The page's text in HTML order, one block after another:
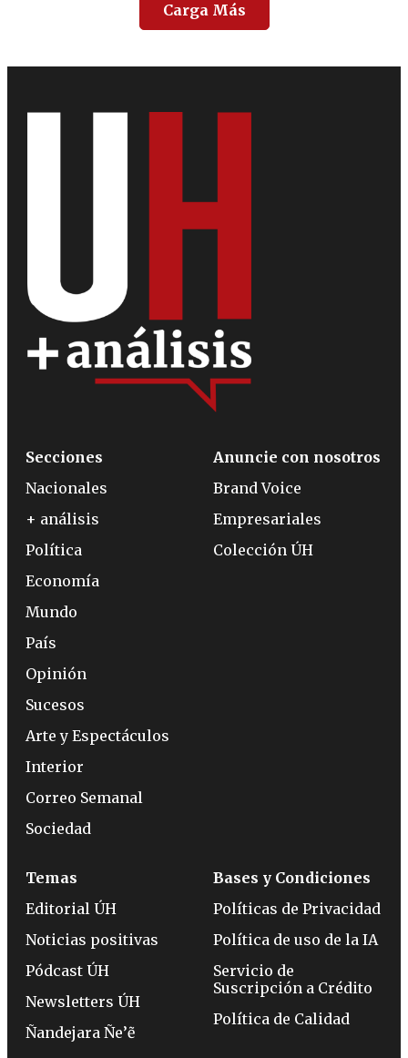
Carga Más
Secciones
Nacionales
+ análisis
Política
Economía
Mundo
País
Opinión
Sucesos
Arte y Espectáculos
Interior
Correo Semanal
Sociedad
Anuncie con nosotros
Brand Voice
Empresariales
Colección ÚH
Temas
Editorial ÚH
Noticias positivas
Pódcast ÚH
Newsletters ÚH
Ñandejara Ñe’ẽ
Bases y Condiciones
Políticas de Privacidad
Política de uso de la IA
Servicio de
Suscripción a Crédito
Política de Calidad